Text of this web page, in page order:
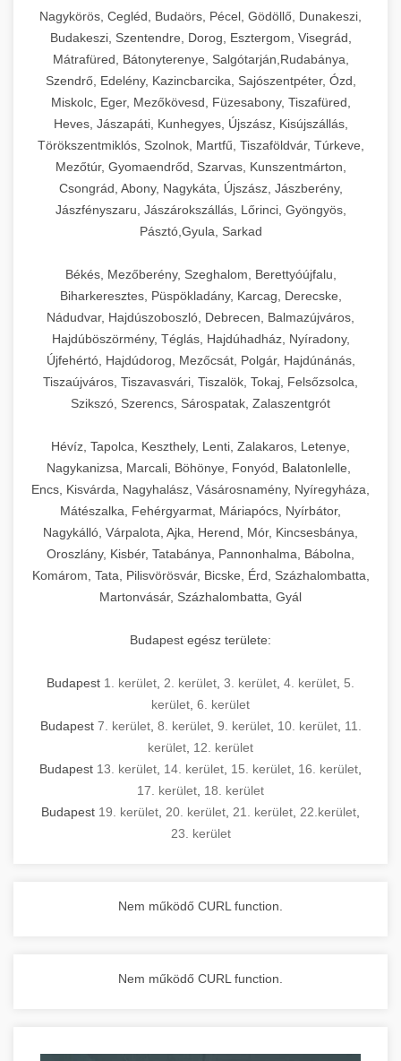
chef-iparikonyhagepek.hu
élelmiszer-előkészítéshez. Különböző reszelési
méretek különböző alkalmazásokhoz.
chef-iparikonyhagepek.hu
kereskedelmi sajtreszelő
🍳 28. Nagykonyhai
Berendezések
+
Teljes körű nagykonyhai berendezések és
professzionális vendéglátóipari kellékek.
Minden, ami szükséges éttermi és catering
műveletekhez.
chef-iparikonyhagepek.hu
kereskedelmi konyhai megoldások
Nagykörös, Cegléd, Budaörs, Pécel, Gödöllő, Dunakeszi,
Budakeszi, Szentendre, Dorog, Esztergom, Visegrád,
Mátrafüred, Bátonyterenye, Salgótarján,Rudabánya,
Szendrő, Edelény, Kazincbarcika, Sajószentpéter, Ózd,
Miskolc, Eger, Mezőkövesd, Füzesabony, Tiszafüred,
Heves, Jászapáti, Kunhegyes, Újszász, Kisújszállás,
Törökszentmiklós, Szolnok, Martfű, Tiszaföldvár, Túrkeve,
Mezőtúr, Gyomaendrőd, Szarvas, Kunszentmárton,
Csongrád, Abony, Nagykáta, Újszász, Jászberény,
Jászfényszaru, Jászárokszállás, Lőrinci, Gyöngyös,
Pásztó,Gyula, Sarkad
Békés, Mezőberény, Szeghalom, Berettyóújfalu,
Biharkeresztes, Püspökladány, Karcag, Derecske,
Nádudvar, Hajdúszoboszló, Debrecen, Balmazújváros,
Hajdúböszörmény, Téglás, Hajdúhadház, Nyíradony,
Újfehértó, Hajdúdorog, Mezőcsát, Polgár, Hajdúnánás,
Tiszaújváros, Tiszavasvári, Tiszalök, Tokaj, Felsőzsolca,
Szikszó, Szerencs, Sárospatak, Zalaszentgrót
Hévíz, Tapolca, Keszthely, Lenti, Zalakaros, Letenye,
Nagykanizsa, Marcali, Böhönye, Fonyód, Balatonlelle,
Encs, Kisvárda, Nagyhalász, Vásárosnamény, Nyíregyháza,
Mátészalka, Fehérgyarmat, Máriapócs, Nyírbátor,
Nagykálló, Várpalota, Ajka, Herend, Mór, Kincsesbánya,
Oroszlány, Kisbér, Tatabánya, Pannonhalma, Bábolna,
Komárom, Tata, Pilisvörösvár, Bicske, Érd, Százhalombatta,
Martonvásár, Százhalombatta, Gyál
Budapest egész területe:
Budapest 1. kerület 2. kerület 3. kerület 4. kerület 5.
kerület 6. kerület
Budapest 7. kerület, 8. kerület, 9. kerület, 10. kerület, 11.
kerület 12. kerület
Budapest 13. kerület 14. kerület 15. kerület 16. kerület
17. kerület 18. kerület
Budapest 19. kerület 20. kerület 21. kerület 22.kerület
23. kerület
Nem működő CURL function.
Nem működő CURL function.